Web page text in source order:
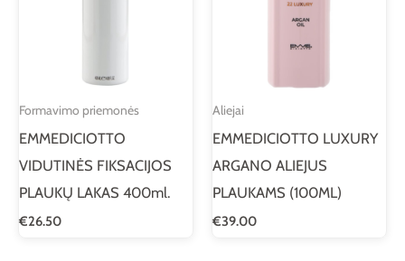
Formavimo priemonės
EMMEDICIOTTO
VIDUTINĖS FIKSACIJOS
PLAUKŲ LAKAS 400ml.
€26.50
Aliejai
EMMEDICIOTTO LUXURY
ARGANO ALIEJUS
PLAUKAMS (100ML)
€39.00